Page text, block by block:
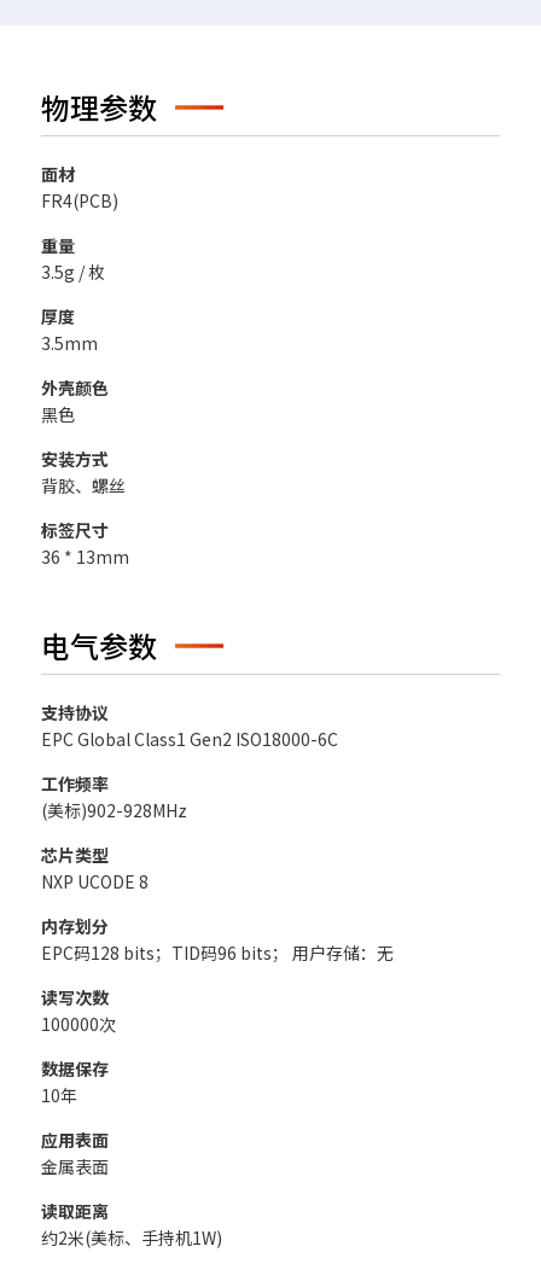
物理参数
面材
FR4(PCB)
重量
3.5g / 枚
厚度
3.5mm
外壳颜色
黑色
安装方式
背胶、螺丝
标签尺寸
36 * 13mm
电气参数
支持协议
EPC Global Class1 Gen2 ISO18000-6C
工作频率
(美标)902-928MHz
芯片类型
NXP UCODE 8
内存划分
EPC码128 bits；TID码96 bits； 用户存储：无
读写次数
100000次
数据保存
10年
应用表面
金属表面
读取距离
约2米(美标、手持机1W)